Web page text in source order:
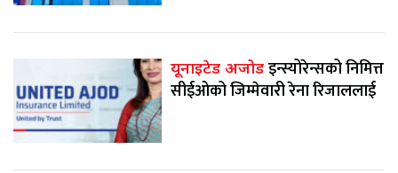
यूनाइटेड अजोडइन्स्योरेन्सको निमित्त
सीईओको जिम्मेवारी रेना रिजाललाई